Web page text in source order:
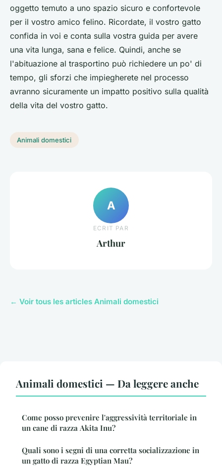
oggetto temuto a uno spazio sicuro e confortevole
per il vostro amico felino. Ricordate, il vostro gatto
confida in voi e conta sulla vostra guida per avere
una vita lunga, sana e felice. Quindi, anche se
l'abituazione al trasportino può richiedere un po' di
tempo, gli sforzi che impiegherete nel processo
avranno sicuramente un impatto positivo sulla qualità
della vita del vostro gatto.
Animali domestici
A
ECRIT PAR
Arthur
← Voir tous les articles Animali domestici
Animali domestici — Da leggere anche
Come posso prevenire l'aggressività territoriale in
un cane di razza Akita Inu?
Quali sono i segni di una corretta socializzazione in
un gatto di razza Egyptian Mau?